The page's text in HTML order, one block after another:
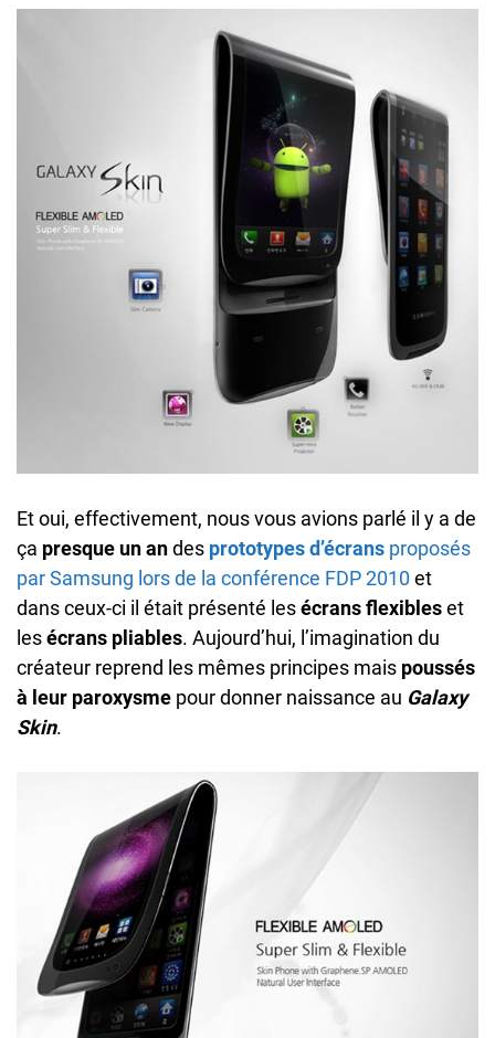
Et oui, effectivement, nous vous avions parlé il y a de
ça presque un andes prototypes d’écrans proposés
par Samsung lors de la conférence FDP 2010 et
dans ceux-ci il était présenté lesécrans flexibleset
lesécrans pliables. Aujourd’hui, l’imagination du
créateur reprend les mêmes principes mais poussés
à leur paroxysme pour donner naissance au Galaxy
Skin.